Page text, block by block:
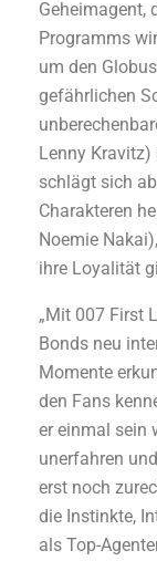
Geheimagent,
Programms
um den
gefährlichen
Lenny Kravitz)
schlägt sich
Charakteren
Noemie
ihre Loyalität
„Mit 007 First
Bonds neu
Momente
den Fans
er einmal sein
unerfahren
erst noch
die Instinkte,
als Top-